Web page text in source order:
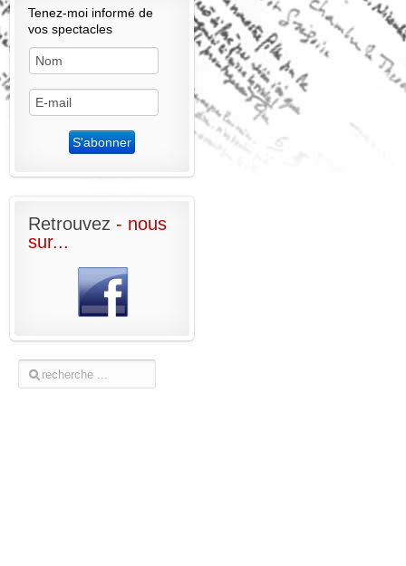
Tenez-moi informé de
vos spectacles
Retrouvez - nous
sur...